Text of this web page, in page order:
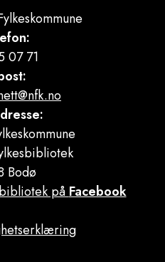
07 71
Bodø
på Facebook